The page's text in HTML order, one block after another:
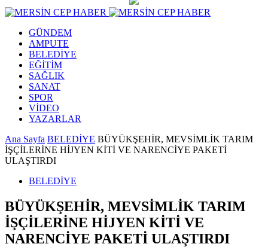
GÜNDEM
AMPUTE
BELEDİYE
EĞİTİM
SAĞLIK
SANAT
SPOR
VİDEO
YAZARLAR
Ana Sayfa BELEDİYE BÜYÜKŞEHİR, MEVSİMLİK TARIM
İŞÇİLERİNE HİJYEN KİTİ VE NARENCİYE PAKETİ
ULAŞTIRDI
BELEDİYE
BÜYÜKŞEHİR, MEVSİMLİK TARIM
İŞÇİLERİNE HİJYEN KİTİ VE
NARENCİYE PAKETİ ULAŞTIRDI